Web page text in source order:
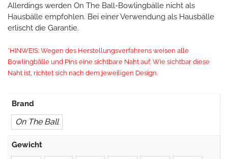
Allerdings werden On The Ball-Bowlingbälle nicht als
Hausbälle empfohlen. Bei einer Verwendung als Hausbälle
erlischt die Garantie.
*HINWEIS: Wegen des Herstellungsverfahrens weisen alle
Bowlingbälle und Pins eine sichtbare Naht auf. Wie sichtbar diese
Naht ist, richtet sich nach dem jeweiligen Design.
Brand
On The Ball
Gewicht